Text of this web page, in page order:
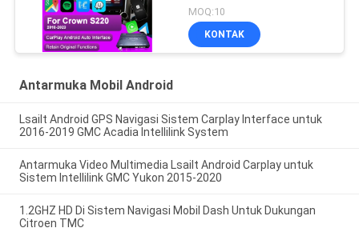
GSW224 2018-2022
Integrasi Pencerminan
Ponsel, Kamera Mundur
MOQ:10
KONTAK
Antarmuka Mobil Android
Lsailt Android GPS Navigasi Sistem Carplay Interface untuk
2016-2019 GMC Acadia Intellilink System
Antarmuka Video Multimedia Lsailt Android Carplay untuk
Sistem Intellilink GMC Yukon 2015-2020
1.2GHZ HD Di Sistem Navigasi Mobil Dash Untuk Dukungan
Citroen TMC